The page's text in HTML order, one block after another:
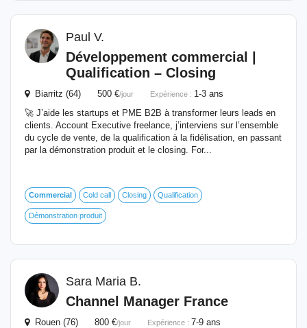
Paul V.
Développement commercial
Qualification – Closing
Biarritz (64) 500 €/jour Expérience : 1-3 ans
🚀 J’aide les startups et PME B2B à transformer leurs leads en
clients. Account Executive freelance, j’interviens sur l’ensemble
du cycle de vente, de la qualification à la fidélisation, en passant
par la démonstration produit et le closing. For...
Commercial Cold call Closing Qualification
Démonstration produit
Sara Maria B.
Channel Manager France
Rouen (76) 800 €/jour Expérience : 7-9 ans